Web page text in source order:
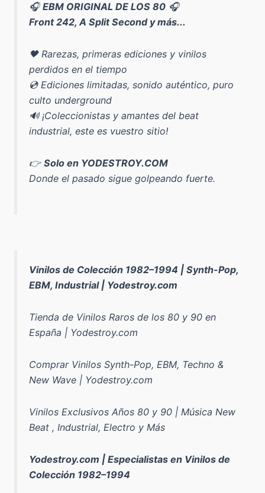
🎧EBM ORIGINAL DE LOS 80 🎧
Front 242, A Split Second y más...
🖤 Rarezas, primeras ediciones y vinilos
perdidos en el tiempo
💿 Ediciones limitadas, sonido auténtico, puro
culto underground
🔊 ¡Coleccionistas y amantes del beat
industrial, este es vuestro sitio!
👉Solo en YODESTROY.COM
Donde el pasado sigue golpeando fuerte.
Vinilos de Colección 1982–1994 | Synth-Pop,
EBM, Industrial | Yodestroy.com
Tienda de Vinilos Raros de los 80 y 90 en
España | Yodestroy.com
Comprar Vinilos Synth-Pop, EBM, Techno &
New Wave | Yodestroy.com
Vinilos Exclusivos Años 80 y 90 | Música New
Beat , Industrial, Electro y Más
Yodestroy.com | Especialistas en Vinilos de
Colección 1982–1994